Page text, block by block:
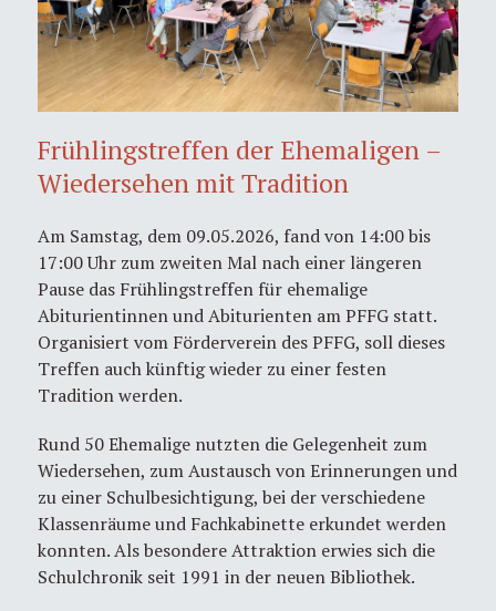
Frühlingstreffen der Ehemaligen –
Wiedersehen mit Tradition
Am Samstag, dem 09.05.2026, fand von 14:00 bis
17:00 Uhr zum zweiten Mal nach einer längeren
Pause das Frühlingstreffen für ehemalige
Abiturientinnen und Abiturienten am PFFG statt.
Organisiert vom Förderverein des PFFG, soll dieses
Treffen auch künftig wieder zu einer festen
Tradition werden.
Rund 50 Ehemalige nutzten die Gelegenheit zum
Wiedersehen, zum Austausch von Erinnerungen und
zu einer Schulbesichtigung, bei der verschiedene
Klassenräume und Fachkabinette erkundet werden
konnten. Als besondere Attraktion erwies sich die
Schulchronik seit 1991 in der neuen Bibliothek.